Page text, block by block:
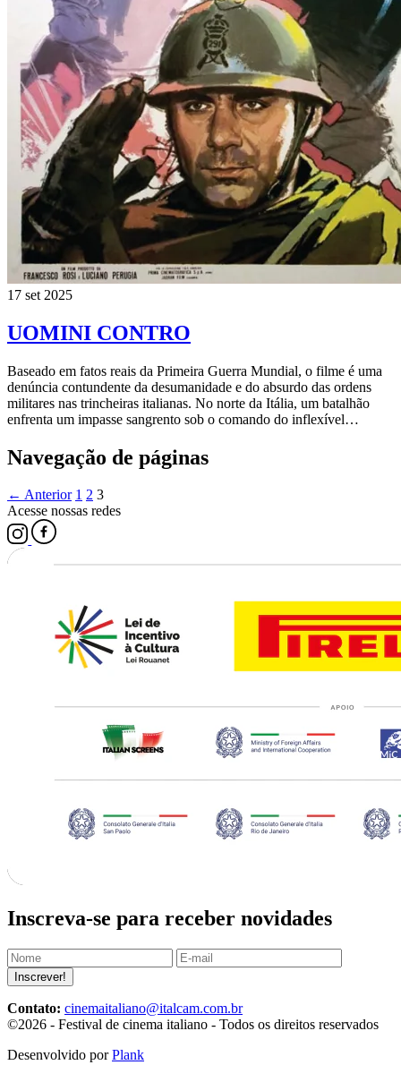
17 set 2025
UOMINI CONTRO
Baseado em fatos reais da Primeira Guerra Mundial, o filme é uma
denúncia contundente da desumanidade e do absurdo das ordens
militares nas trincheiras italianas. No norte da Itália, um batalhão
enfrenta um impasse sangrento sob o comando do inflexível…
Navegação de páginas
← Anterior 1 2 3
Acesse nossas redes
Inscreva-se para receber novidades
Inscrever!
Contato: cinemaitaliano@italcam.com.br
©2026 - Festival de cinema italiano - Todos os direitos reservados
Desenvolvido porPlank